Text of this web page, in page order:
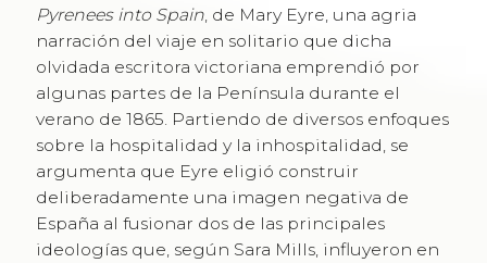
Pyrenees into Spain, de Mary Eyre, una agria
narración del viaje en solitario que dicha
olvidada escritora victoriana emprendió por
algunas partes de la Península durante el
verano de 1865. Partiendo de diversos enfoques
sobre la hospitalidad y la inhospitalidad, se
argumenta que Eyre eligió construir
deliberadamente una imagen negativa de
España al fusionar dos de las principales
ideologías que, según Sara Mills, influyeron en